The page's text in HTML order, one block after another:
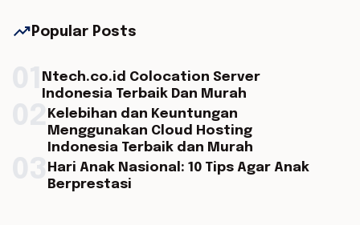
trending_up Popular Posts
Ntech.co.id Colocation Server
Indonesia Terbaik Dan Murah
Kelebihan dan Keuntungan
Menggunakan Cloud Hosting
Indonesia Terbaik dan Murah
Hari Anak Nasional: 10 Tips Agar Anak
Berprestasi